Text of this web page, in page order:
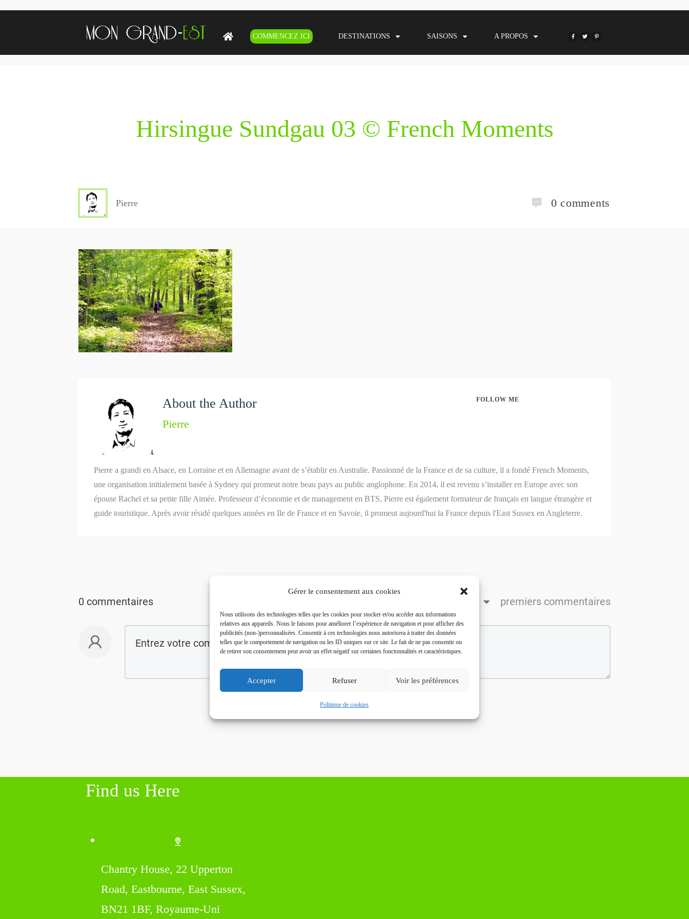
Gérer le consentement aux cookies
Nous utilisons des technologies telles que les cookies pour stocker et/ou accéder aux informations
relatives aux appareils. Nous le faisons pour améliorer l’expérience de navigation et pour afficher des
publicités (non-)personnalisées. Consentir à ces technologies nous autorisera à traiter des données
telles que le comportement de navigation ou les ID uniques sur ce site. Le fait de ne pas consentir ou
de retirer son consentement peut avoir un effet négatif sur certaines fonctonnalités et caractéristiques.
Accepter Refuser Voir les préférences
Politique de cookies
COMMENCEZ ICI DESTINATIONS SAISONS A PROPOS
Hirsingue Sundgau 03 © French Moments
Pierre 0 comments
About the Author
Pierre
FOLLOW ME
Pierre a grandi en Alsace, en Lorraine et en Allemagne avant de s’établir en Australie. Passionné de la France et de sa culture, il a fondé French Moments,
une organisation initialement basée à Sydney qui promeut notre beau pays au public anglophone. En 2014, il est revenu s’installer en Europe avec son
épouse Rachel et sa petite fille Aimée. Professeur d’économie et de management en BTS, Pierre est également formateur de français en langue étrangère et
guide touristique. Après avoir résidé quelques années en Ile de France et en Savoie, il promeut aujourd'hui la France depuis l'East Sussex en Angleterre.
0 commentaires premiers commentaires
Find us Here
Chantry House, 22 Upperton
Road, Eastbourne, East Sussex,
BN21 1BF, Royaume-Uni